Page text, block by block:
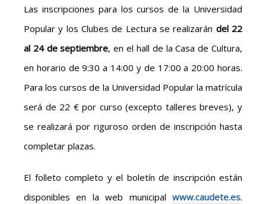
Las inscripciones para los cursos de la Universidad
Popular y los Clubes de Lectura se realizarán del 22
al 24 de septiembre, en el hall de la Casa de Cultura,
en horario de 9:30 a 14:00 y de 17:00 a 20:00 horas.
Para los cursos de la Universidad Popular la matrícula
será de 22 € por curso (excepto talleres breves), y
se realizará por riguroso orden de inscripción hasta
completar plazas.
El folleto completo y el boletín de inscripción están
disponibles en la web municipal www.caudete.es.